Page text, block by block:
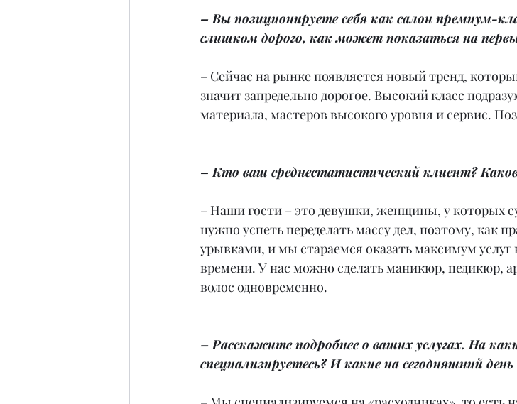
– Вы позиционируете себя как салон премиум-
слишком дорого, как может показаться на
– Сейчас на рынке появляется новый тренд,
значит запредельно дорогое. Высокий класс
материала, мастеров высокого уровня и сервис.
– Кто ваш среднестатистический клиент?
– Наши гости – это девушки, женщины, у которых
нужно успеть переделать массу дел, поэтому, как
урывками, и мы стараемся оказать максимум услуг
времени. У нас можно сделать маникюр, педикюр,
волос одновременно.
– Расскажите подробнее о ваших услугах. На
специализируетесь? И какие на сегодняшний